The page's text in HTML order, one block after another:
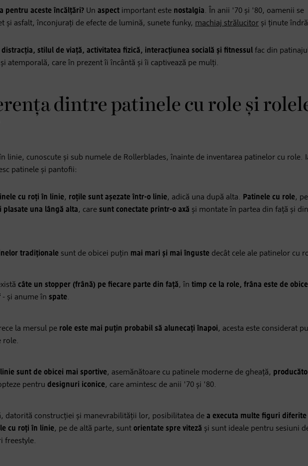
pentru aceste încălțări? Un aspect important este nostalgia. În anii '70 și '80, oamenii se
și asfalt, înconjurați de efecte de lumină, sunete funky, machiaj strălucitor și ținute
stilul de viață, activitatea fizică, interacțiunea socială și fitnessul fac din
atemporală, care în prezent îi încântă și îi captivează pe mulți.
dintre patinele cu role și
linie, cunoscute și sub numele de Rollerblades, înainte de inventarea patinelor cu role.
patinele și pantofii:
cu roți în linie, roțile sunt așezate într-o linie, adică una după alta. Patinele cu role,
plasate una lângă alta, care sunt conectate printr-o axă și montate în partea din față și
tradiționale sunt de obicei puțin mai mari și mai înguste decât cele ale patinelor cu
câte un stopper (frână) pe fiecare parte din față, în timp ce la role, frâna este de
- și anume în spate.
la mersul pe role este mai puțin probabil să alunecați înapoi, acesta este considerat
role.
sunt de obicei mai sportive, asemănătoare cu patinele moderne de gheață,
pentru designuri iconice, care amintesc de anii '70 și '80.
datorită construcției și manevrabilității lor, posibilitatea de a executa multe figuri diferite
cu roți în linie, pe de altă parte, sunt orientate spre viteză și sunt ideale pentru sesiuni
freestyle.